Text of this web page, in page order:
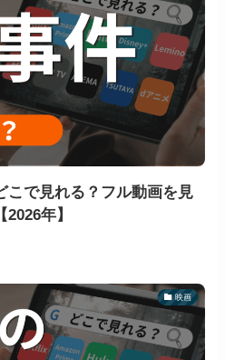
こで見れる？フル動画を見
年】
映画